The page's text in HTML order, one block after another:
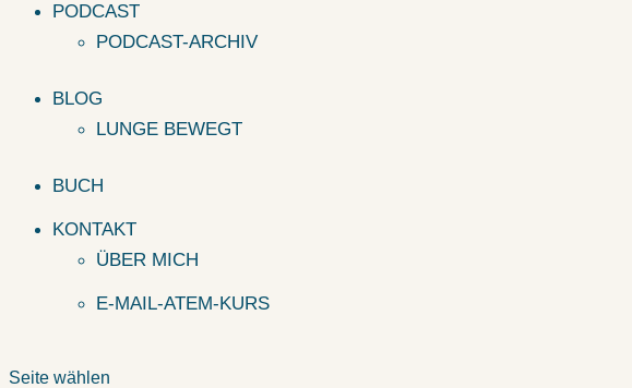
PODCAST
PODCAST-ARCHIV
BLOG
LUNGE BEWEGT
BUCH
KONTAKT
ÜBER MICH
E-MAIL-ATEM-KURS
Seite wählen